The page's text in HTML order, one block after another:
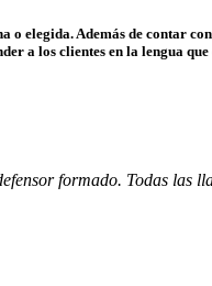
o elegida. Además de contar
a los clientes en la lengua
formado. Todas las